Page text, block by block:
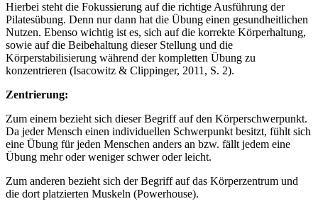
Hierbei steht die Fokussierung auf die richtige Ausführung der
Pilatesübung. Denn nur dann hat die Übung einen gesundheitlichen
Nutzen. Ebenso wichtig ist es, sich auf die korrekte Körperhaltung,
sowie auf die Beibehaltung dieser Stellung und die
Körperstabilisierung während der kompletten Übung zu
konzentrieren (Isacowitz & Clippinger, 2011, S. 2).
Zentrierung:
Zum einem bezieht sich dieser Begriff auf den Körperschwerpunkt.
Da jeder Mensch einen individuellen Schwerpunkt besitzt, fühlt sich
eine Übung für jeden Menschen anders an bzw. fällt jedem eine
Übung mehr oder weniger schwer oder leicht.
Zum anderen bezieht sich der Begriff auf das Körperzentrum und
die dort platzierten Muskeln (Powerhouse).